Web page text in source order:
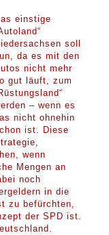
einstige
soll
da es mit den
nicht mehr
gut läuft, zum
– wenn es
nicht ohnehin
ist. Diese
wenn
Mengen an
noch
in die
zu befürchten,
der SPD ist.